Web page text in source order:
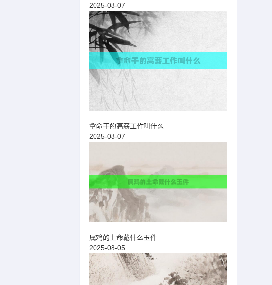
2025-08-07
拿命干的高薪工作叫什么
2025-08-07
属鸡的土命戴什么玉件
2025-08-05